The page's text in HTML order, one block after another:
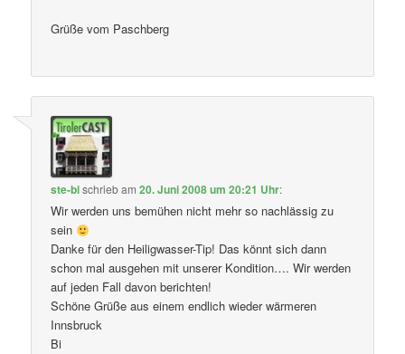
Grüße vom Paschberg
ste-bischriebam20. Juni 2008 um 20:21 Uhr:
Wir werden uns bemühen nicht mehr so nachlässig zu
sein
Danke für den Heiligwasser-Tip! Das könnt sich dann
schon mal ausgehen mit unserer Kondition…. Wir werden
auf jeden Fall davon berichten!
Schöne Grüße aus einem endlich wieder wärmeren
Innsbruck
Bi